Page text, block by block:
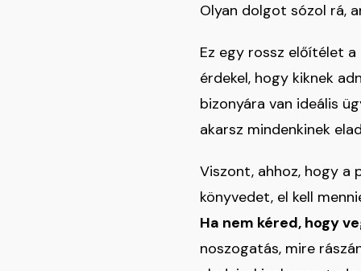
Olyan dolgot sózol rá,
Ez egy rossz előítélet
érdekel, hogy kiknek
bizonyára van ideális
akarsz mindenkinek
Viszont, ahhoz, hogy a
könyvedet, el kell
Ha nem kéred, hogy
noszogatás, mire